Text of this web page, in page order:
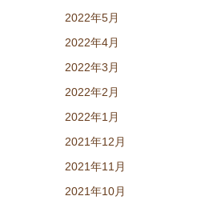
2022年5月
2022年4月
2022年3月
2022年2月
2022年1月
2021年12月
2021年11月
2021年10月